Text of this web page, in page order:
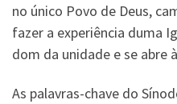
no único Povo de Deus,
fazer a experiência duma
dom da unidade e se abre
As palavras-chave do